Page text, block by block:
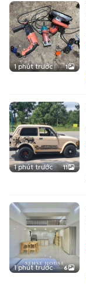
1 phút trước 1
1 phút trước 11
1 phút trước 6